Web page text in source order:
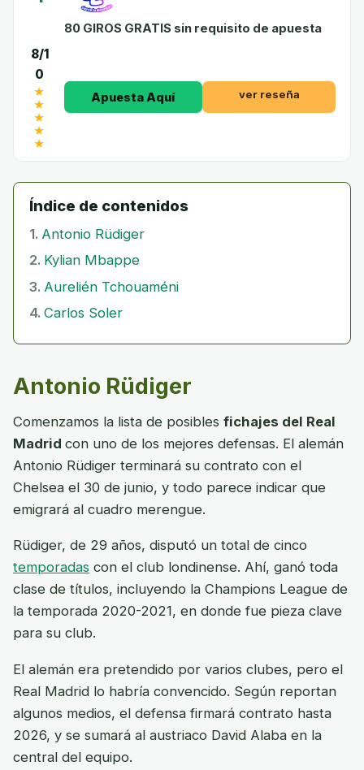
80 GIROS GRATIS sin requisito de apuesta
8/1
0
Apuesta Aquí ver reseña
Índice de contenidos
Antonio Rüdiger
Kylian Mbappe
Aurelién Tchouaméni
Carlos Soler
Antonio Rüdiger
Comenzamos la lista de posibles fichajes del Real
Madrid con uno de los mejores defensas. El alemán
Antonio Rüdiger terminará su contrato con el
Chelsea el 30 de junio, y todo parece indicar que
emigrará al cuadro merengue.
Rüdiger, de 29 años, disputó un total de cinco
temporadas con el club londinense. Ahí, ganó toda
clase de títulos, incluyendo la Champions League de
la temporada 2020-2021, en donde fue pieza clave
para su club.
El alemán era pretendido por varios clubes, pero el
Real Madrid lo habría convencido. Según reportan
algunos medios, el defensa firmará contrato hasta
2026, y se sumará al austriaco David Alaba en la
central del equipo.